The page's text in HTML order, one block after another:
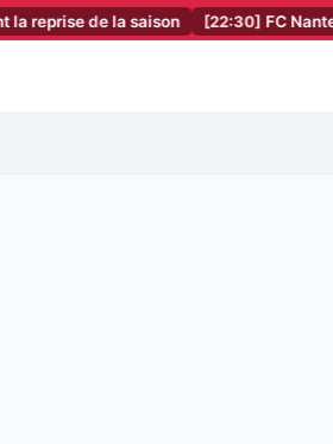
de la saison [22:30] FC Nantes